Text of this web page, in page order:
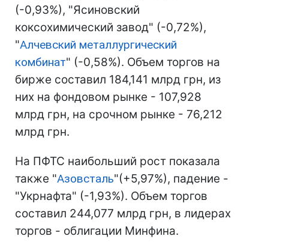
(-0,93%), "Ясиновский
коксохимический завод" (-0,72%),
"Алчевский металлургический
комбинат" (-0,58%). Объем торгов на
бирже составил 184,141 млрд грн, из
них на фондовом рынке - 107,928
млрд грн, на срочном рынке - 76,212
млрд грн.
На ПФТС наибольший рост показала
также "Азовсталь"(+5,97%), падение -
"Укрнафта" (-1,93%). Объем торгов
составил 244,077 млрд грн, в лидерах
торгов - облигации Минфина.